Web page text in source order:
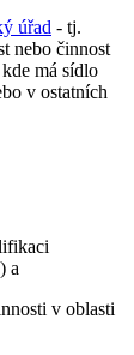
úřad - tj.
nebo činnost
má sídlo
v ostatních
a
v oblasti